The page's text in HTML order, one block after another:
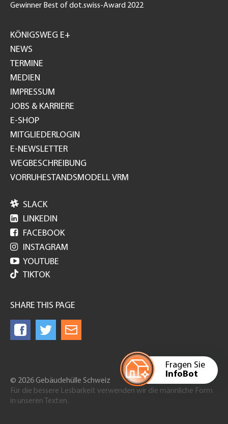
Fragen Sie
InfoBot
Gewinner Best of dot.swiss-Award 2022
GH
KÖNIGSWEG E+
NEWS
TERMINE
MEDIEN
IMPRESSUM
JOBS & KARRIERE
E-SHOP
MITGLIEDERLOGIN
E-NEWSLETTER
WEGBESCHREIBUNG
VORRUHESTANDSMODELL VRM
 SLACK
 LINKEDIN
 FACEBOOK
 INSTAGRAM
 YOUTUBE
TIKTOK
SHARE THIS PAGE
© 2026 Gebäudehülle Schweiz
Für die bessere Lesbarkeit verwenden wir die männliche Form
in unseren Texten.